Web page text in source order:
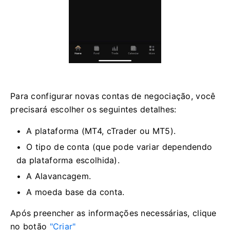
Para configurar novas contas de negociação, você
precisará escolher os seguintes detalhes:
A plataforma (MT4, cTrader ou MT5).
O tipo de conta (que pode variar dependendo
da plataforma escolhida).
A Alavancagem.
A moeda base da conta.
Após preencher as informações necessárias, clique
no botão "Criar"